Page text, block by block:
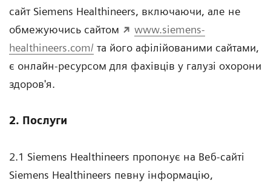
сайт Siemens Healthineers, включаючи, але не
обмежуючись сайтом
www.siemens-
healthineers.com/ та його афілійованими сайтами,
є онлайн-ресурсом для фахівців у галузі охорони
здоров'я.
2. Послуги
2.1 Siemens Healthineers пропонує на Веб-сайті
Siemens Healthineers певну інформацію,